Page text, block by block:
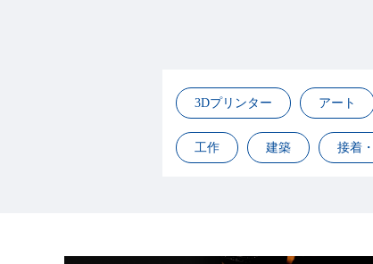
3Dプリンター アート
工作 建築 接着